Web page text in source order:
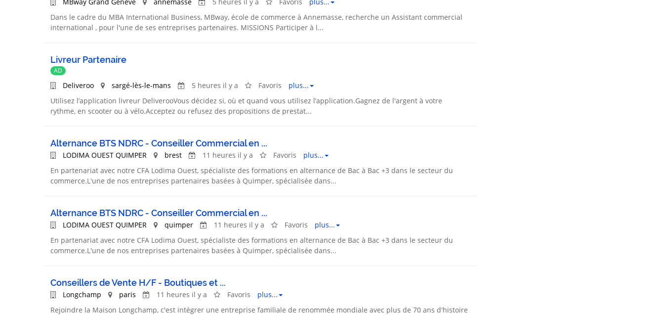
Dans le cadre du MBA International Business, MBway, école de commerce à Annemasse, recherche un Assistant commercial
international , pour l'une de ses entreprises partenaires. MISSIONS Participer à l...
Livreur Partenaire
AD
Deliveroo sargé-lès-le-mans 5 heures il y a Favoris
plus...
Utilisez l’application livreur DeliverooVous décidez si, où et quand vous utilisez l’application.Gagnez de l'argent à votre
rythme, en scooter ou à vélo.Acceptez ou refusez des propositions de prestat...
Alternance BTS NDRC - Conseiller Commercial en ...
LODIMA OUEST QUIMPER brest 11 heures il y a Favoris
plus...
En partenariat avec notre CFA Lodima Ouest, spécialiste des formations en alternance de Bac à Bac +3 dans le secteur du
commerce.L'une de nos entreprises partenaires basées à Quimper, spécialisée dans...
Alternance BTS NDRC - Conseiller Commercial en ...
LODIMA OUEST QUIMPER quimper 11 heures il y a Favoris
plus...
En partenariat avec notre CFA Lodima Ouest, spécialiste des formations en alternance de Bac à Bac +3 dans le secteur du
commerce.L'une de nos entreprises partenaires basées à Quimper, spécialisée dans...
Conseillers de Vente H/F - Boutiques et ...
Longchamp paris 11 heures il y a Favoris
plus...
Rejoindre la Maison Longchamp, c'est intégrer une entreprise familiale de renommée mondiale avec plus de 70 ans d'histoire